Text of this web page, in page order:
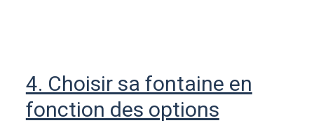
4. Choisir sa fontaine en
fonction des options